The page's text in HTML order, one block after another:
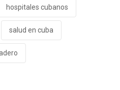
hospitales cubanos
salud en cuba